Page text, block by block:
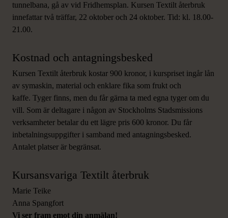
tunnelbana, gå av vid Fridhemsplan. Kursen Textilt återbruk
innefattar två träffar, 22 oktober och 24 oktober. Tid: kl. 18.00-
21.00.
Kostnad och antagningsbesked
Kursen Textilt återbruk kostar 900 kronor, i kurspriset ingår lån
av symaskin, material och enklare fika som frukt och
kaffe. Tyger finns, men du får gärna ta med egna tyger om du
vill. Som är deltagare i någon av Stockholms Stadsmissions
verksamheter betalar du ett lägre pris 600 kronor. Du får
inbetalningsuppgifter i samband med antagningsbesked.
Antalet platser är begränsat.
Kursansvariga Textilt återbruk
Marie Teike
Anna Spangfort
Vi ser fram emot din anmälan!